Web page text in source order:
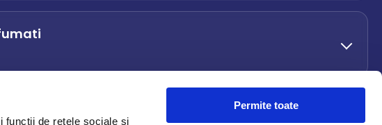
funcții de rețele sociale și
Permite toate
194